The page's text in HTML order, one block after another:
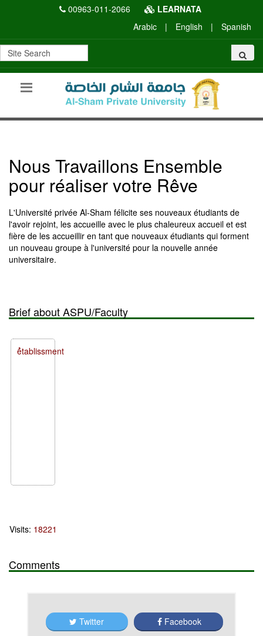
00963-011-2066
LEARNATA
Arabic
| English | Spanish
Nous Travaillons Ensemble
pour réaliser votre Rêve
L'Université privée Al-Sham félicite ses nouveaux étudiants de
l'avoir rejoint, les accueille avec le plus chaleureux accueil et est
fière de les accueillir en tant que nouveaux étudiants qui forment
un nouveau groupe à l'université pour la nouvelle année
universitaire.
Brief about ASPU/Faculty
ُétablissment
Visits: 18221
Comments
Twitter Facebook